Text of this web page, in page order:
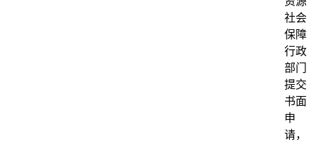
社会
保障
行政
部门
提交
书面
申
请，